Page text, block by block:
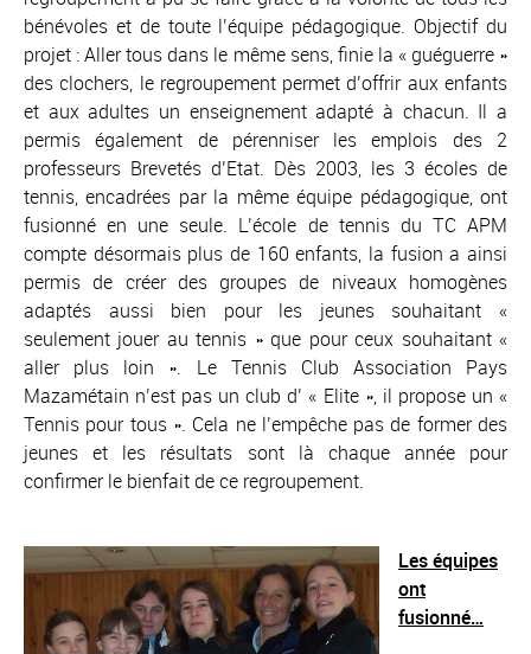
bénévoles et de toute l’équipe pédagogique. Objectif du
projet : Aller tous dans le même sens, finie la « guéguerre »
des clochers, le regroupement permet d’offrir aux enfants
et aux adultes un enseignement adapté à chacun. Il a
permis également de pérenniser les emplois des 2
professeurs Brevetés d’Etat. Dès 2003, les 3 écoles de
tennis, encadrées par la même équipe pédagogique, ont
fusionné en une seule. L’école de tennis du TC APM
compte désormais plus de 160 enfants, la fusion a ainsi
permis de créer des groupes de niveaux homogènes
adaptés aussi bien pour les jeunes souhaitant «
seulement jouer au tennis » que pour ceux souhaitant «
aller plus loin ». Le Tennis Club Association Pays
Mazamétain n’est pas un club d’ « Elite », il propose un «
Tennis pour tous ». Cela ne l’empêche pas de former des
jeunes et les résultats sont là chaque année pour
confirmer le bienfait de ce regroupement.
Les équipes
ont
fusionné…